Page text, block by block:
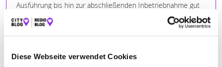
Diese Webseite verwendet Cookies
Ausführung bis hin zur abschließenden Inbetriebnahme gut
aufgehoben sind. Denn wir als Elektriker stehen unseren
Kunden mit Rat und Tat zur Seite. Zu unserem
Aufgabengebiet zählen elektrische Anlagen in Privat- und
Aufträge Öffentlicher Bauträger.